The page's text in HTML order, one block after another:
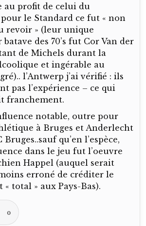
au profit de celui du
le Standard ce fut « non
revoir » (leur unique
des 70’s fut Cor Van der
de Michels durant la
et ingérable au
l’Antwerp j’ai vérifié : ils
pas l’expérience – ce qui
franchement.
notable, outre pour
à Bruges et Anderlecht
Bruges..sauf qu’en l’espèce,
dans le jeu fut l’oeuvre
Happel (auquel serait
erroné de créditer le
total » aux Pays-Bas).
0